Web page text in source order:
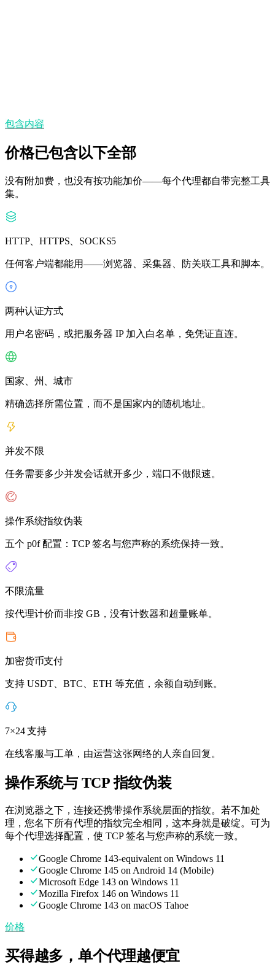
包含内容
价格已包含以下全部
没有附加费，也没有按功能加价——每个代理都自带完整工具
集。
HTTP、HTTPS、SOCKS5
任何客户端都能用——浏览器、采集器、防关联工具和脚本。
两种认证方式
用户名密码，或把服务器 IP 加入白名单，免凭证直连。
国家、州、城市
精确选择所需位置，而不是国家内的随机地址。
并发不限
任务需要多少并发会话就开多少，端口不做限速。
操作系统指纹伪装
五个 p0f 配置：TCP 签名与您声称的系统保持一致。
不限流量
按代理计价而非按 GB，没有计数器和超量账单。
加密货币支付
支持 USDT、BTC、ETH 等充值，余额自动到账。
7×24 支持
在线客服与工单，由运营这张网络的人亲自回复。
操作系统与 TCP 指纹伪装
在浏览器之下，连接还携带操作系统层面的指纹。若不加处
理，您名下所有代理的指纹完全相同，这本身就是破绽。可为
每个代理选择配置，使 TCP 签名与您声称的系统一致。
Google Chrome 143-equivalent on Windows 11
Google Chrome 145 on Android 14 (Mobile)
Microsoft Edge 143 on Windows 11
Mozilla Firefox 146 on Windows 11
Google Chrome 143 on macOS Tahoe
价格
买得越多，单个代理越便宜